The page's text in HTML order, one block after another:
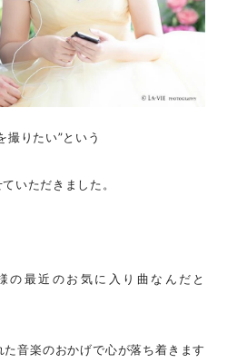
撮りたい”という
いただきました。
の最近のお気に入り曲なんだと
音楽のおかげで心が落ち着きます